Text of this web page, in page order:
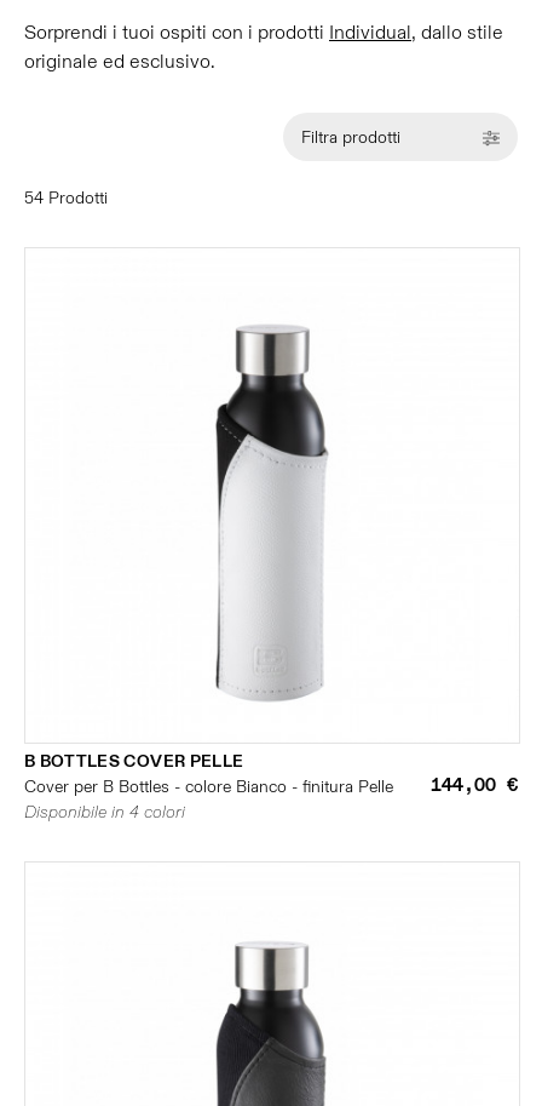
Sorprendi i tuoi ospiti con i prodotti Individual, dallo stile
originale ed esclusivo.
Filtra prodotti
54 Prodotti
B BOTTLES COVER PELLE
Cover per B Bottles - colore Bianco - finitura Pelle
144,00 €
Disponibile in 4 colori